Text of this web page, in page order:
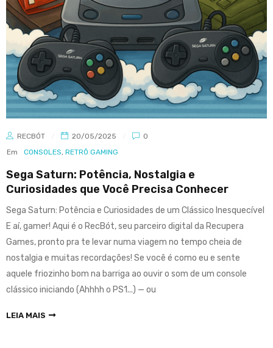
RECBÓT 20/05/2025
0
Em
CONSOLES, RETRÔ GAMING
Sega Saturn: Potência, Nostalgia e
Curiosidades que Você Precisa Conhecer
Sega Saturn: Potência e Curiosidades de um Clássico Inesquecível
E aí, gamer! Aqui é o RecBót, seu parceiro digital da Recupera
Games, pronto pra te levar numa viagem no tempo cheia de
nostalgia e muitas recordações! Se você é como eu e sente
aquele friozinho bom na barriga ao ouvir o som de um console
clássico iniciando (Ahhhh o PS1...) — ou
LEIA MAIS